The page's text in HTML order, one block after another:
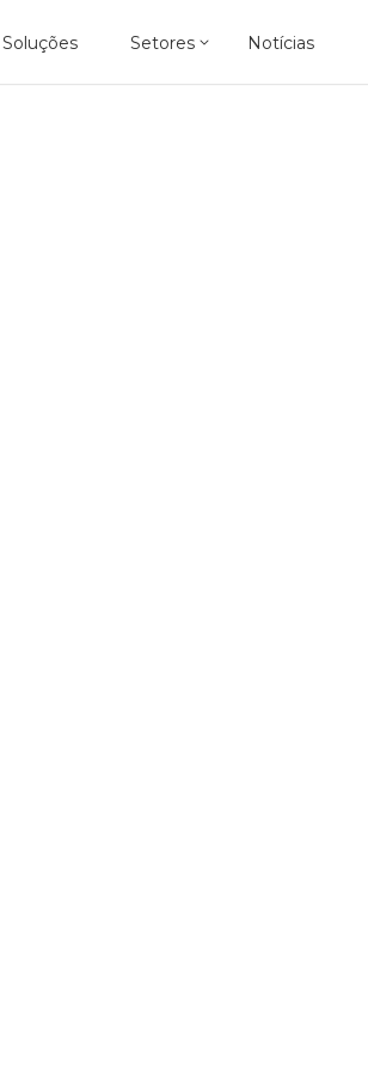
Soluções Setores
Áreas de Atuação
Notícias